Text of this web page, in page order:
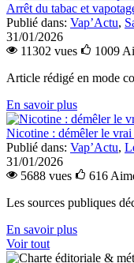
Arrêt du tabac et
Publié dans: Vap’Actu,
31/01/2026
11302 vues
1009
Article rédigé en mode
En savoir plus
Nicotine : démêler le
Publié dans: Vap’Actu,
31/01/2026
5688 vues
616
Les sources publiques
En savoir plus
Voir tout